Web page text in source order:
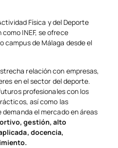
Física y del Deporte
INEF, se ofrece
campus de Málaga desde el
relación con empresas,
en el sector del deporte.
profesionales con los
así como las
el mercado en áreas
gestión, alto
docencia,